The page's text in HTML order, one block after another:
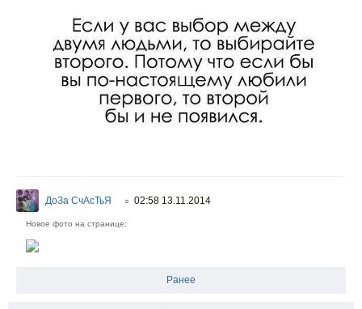
ДоЗа СчАсТьЯ ○ 02:58 13.11.2014
Новое фото на странице:
Ранее